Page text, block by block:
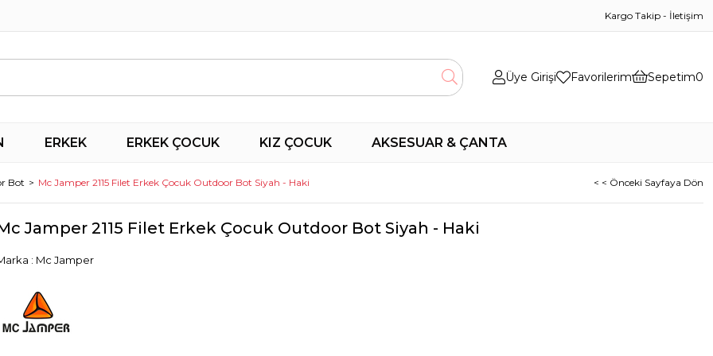
Kargo Takip - İletişim
Üye Girişi Favorilerim Sepetim0
ERKEK ERKEK ÇOCUK KIZ ÇOCUK AKSESUAR & ÇANTA
Bot Mc Jamper 2115 Filet Erkek Çocuk Outdoor Bot Siyah - Haki < < Önceki Sayfaya Dön
Jamper 2115 Filet Erkek Çocuk Outdoor Bot Siyah - Haki
: Mc Jamper